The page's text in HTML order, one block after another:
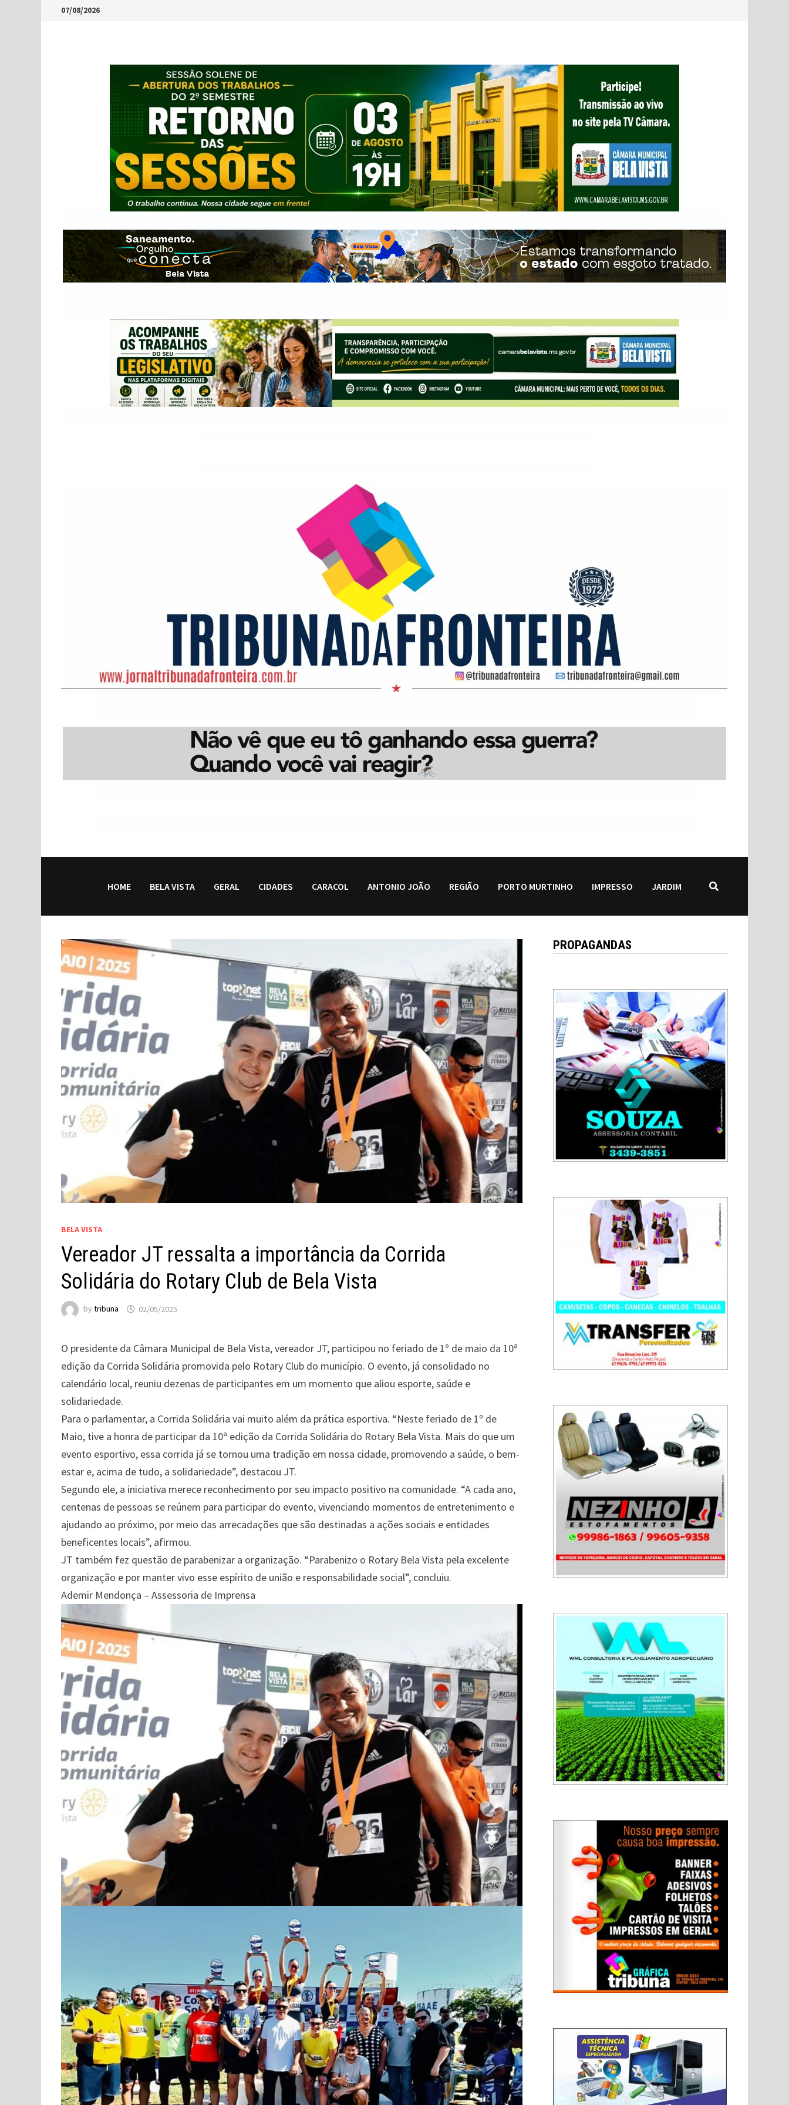
07/08/2026
HOME BELA VISTA GERAL CIDADES CARACOL ANTONIO JOÃO REGIÃO PORTO MURTINHO IMPRESSO JARDIM
BELA VISTA
Vereador JT ressalta a importância da Corrida
Solidária do Rotary Club de Bela Vista
bytribuna 02/05/2025
O presidente da Câmara Municipal de Bela Vista, vereador JT, participou no feriado de 1º de maio da 10ª
edição da Corrida Solidária promovida pelo Rotary Club do município. O evento, já consolidado no
calendário local, reuniu dezenas de participantes em um momento que aliou esporte, saúde e
solidariedade.
Para o parlamentar, a Corrida Solidária vai muito além da prática esportiva. “Neste feriado de 1º de
Maio, tive a honra de participar da 10ª edição da Corrida Solidária do Rotary Bela Vista. Mais do que um
evento esportivo, essa corrida já se tornou uma tradição em nossa cidade, promovendo a saúde, o bem-
estar e, acima de tudo, a solidariedade”, destacou JT.
Segundo ele, a iniciativa merece reconhecimento por seu impacto positivo na comunidade. “A cada ano,
centenas de pessoas se reúnem para participar do evento, vivenciando momentos de entretenimento e
ajudando ao próximo, por meio das arrecadações que são destinadas a ações sociais e entidades
beneficentes locais”, afirmou.
JT também fez questão de parabenizar a organização. “Parabenizo o Rotary Bela Vista pela excelente
organização e por manter vivo esse espírito de união e responsabilidade social”, concluiu.
Ademir Mendonça – Assessoria de Imprensa
PROPAGANDAS